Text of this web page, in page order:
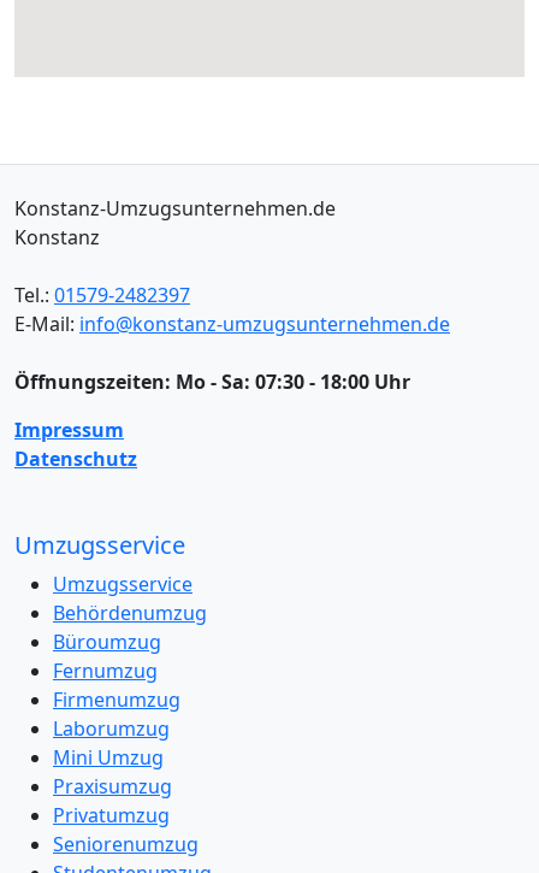
Konstanz-Umzugsunternehmen.de
Konstanz
Tel.: 01579-2482397
E-Mail: info@konstanz-umzugsunternehmen.de
Öffnungszeiten: Mo - Sa: 07:30 - 18:00 Uhr
Impressum
Datenschutz
Umzugsservice
Umzugsservice
Behördenumzug
Büroumzug
Fernumzug
Firmenumzug
Laborumzug
Mini Umzug
Praxisumzug
Privatumzug
Seniorenumzug